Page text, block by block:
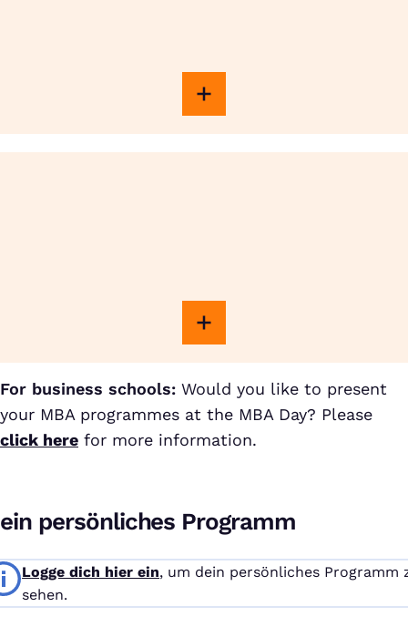
For business schools: Would you like to present
your MBA programmes at the MBA Day? Please
click here for more information.
persönliches Programm
Logge dich hier ein, um dein persönliches Programm
sehen.